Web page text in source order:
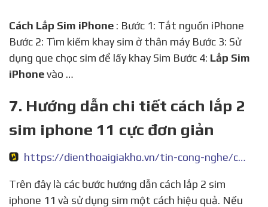
Cách Lắp Sim iPhone : Bước 1: Tắt nguồn iPhone
Bước 2: Tìm kiếm khay sim ở thân máy Bước 3: Sử
dụng que chọc sim để lấy khay Sim Bước 4: Lắp Sim
iPhonevào …
7. Hướng dẫn chi tiết cách lắp 2
sim iphone 11 cực đơn giản
https://dienthoaigiakho.vn/tin-cong-nghe/cach-lap-2-sim-iphone-11/
Trên đây là các bước hướng dẫn cách lắp 2 sim
iphone 11 và sử dụng sim một cách hiệu quả. Nếu